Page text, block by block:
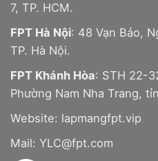
7, TP. HCM.
FPT Hà Nội: 48 Vạn Bảo,
TP. Hà Nội.
FPT Khánh Hòa: STH 22-
Phường Nam Nha Trang,
Website: lapmangfpt.vip
Mail: YLC@fpt.com